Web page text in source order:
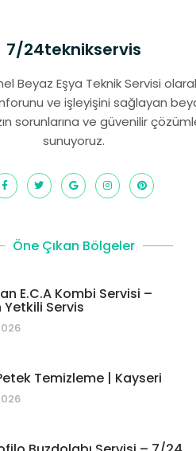
7/24teknikservis
Beyaz Eşya Teknik Servisi
ve işleyişini sağlayan
sorunlarına ve güvenilir
sunuyoruz.
Öne Çıkan Bölgeler
E.C.A Kombi Servisi –
Servis
Temizleme | Kayseri